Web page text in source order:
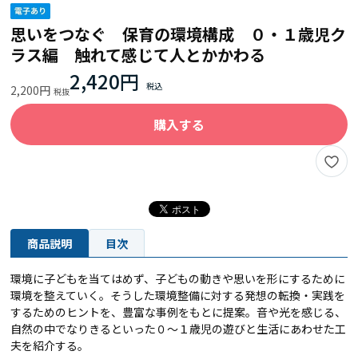
思いをつなぐ 保育の環境構成 ０・１歳児ク
ラス編 触れて感じて人とかかわる
2,200円 2,420円
購入する
商品説明 目次
環境に子どもを当てはめず、子どもの動きや思いを形にするために
環境を整えていく。そうした環境整備に対する発想の転換・実践を
するためのヒントを、豊富な事例をもとに提案。音や光を感じる、
自然の中でなりきるといった０～１歳児の遊びと生活にあわせた工
夫を紹介する。